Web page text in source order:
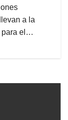
a la
para el…